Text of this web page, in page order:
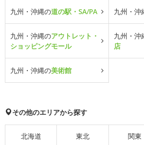
九州・沖縄の道の駅・SA/PA 九州・沖
九州・沖縄のアウトレット・
ショッピングモール
九州・沖
店
九州・沖縄の美術館
その他のエリアから探す
北海道 東北 関東